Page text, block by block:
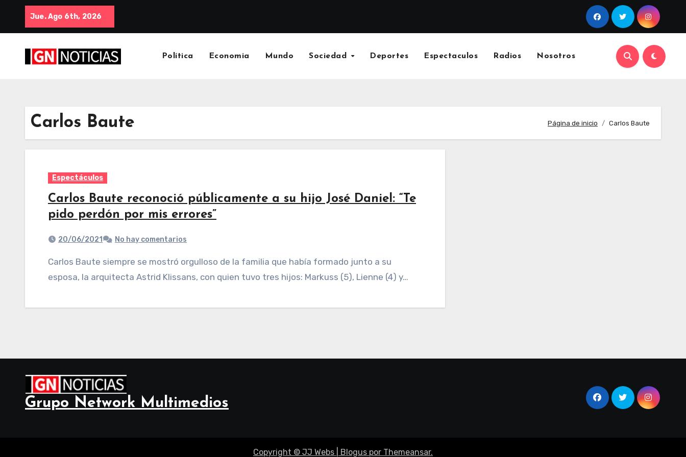
Jue. Ago 6th, 2026
Política Economia Mundo Sociedad Deportes Espectaculos Radios Nosotros
Carlos Baute Página de inicio Carlos Baute
Espectáculos
Carlos Baute reconoció públicamente a su hijo José Daniel: “Te
pido perdón por mis errores”
20/06/2021 No hay comentarios
Carlos Baute siempre se mostró orgulloso de la familia que había formado junto a su
esposa, la arquitecta Astrid Klissans, con quien tuvo tres hijos: Markuss (5), Lienne (4) y…
Grupo Network Multimedios
Copyright © JJ Webs Blogus por Themeansar.